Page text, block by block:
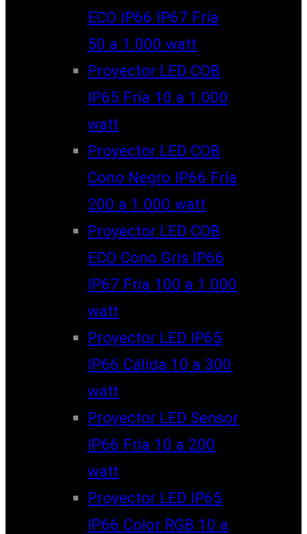
ECO IP66 IP67 Fría
50 a 1.000 watt
Proyector LED COB
IP65 Fría 10 a 1.000
watt
Proyector LED COB
Cono Negro IP66 Fría
200 a 1.000 watt
Proyector LED COB
ECO Cono Gris IP66
IP67 Fría 100 a 1.000
watt
Proyector LED IP65
IP66 Cálida 10 a 300
watt
Proyector LED Sensor
IP66 Fría 10 a 200
watt
Proyector LED IP65
IP66 Color RGB 10 a